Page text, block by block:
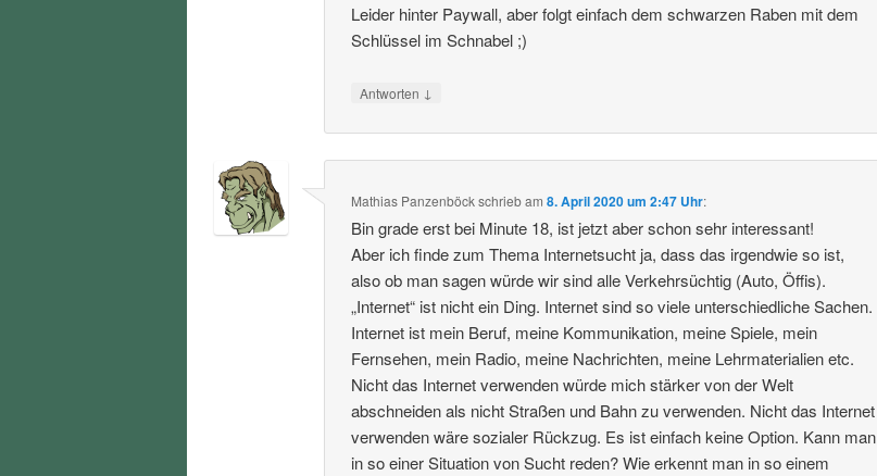
Leider hinter Paywall, aber folgt einfach dem schwarzen Raben mit dem
Schlüssel im Schnabel ;)
Antworten ↓
Mathias Panzenböckschriebam8. April 2020 um 2:47 Uhr:
Bin grade erst bei Minute 18, ist jetzt aber schon sehr interessant!
Aber ich finde zum Thema Internetsucht ja, dass das irgendwie so ist,
also ob man sagen würde wir sind alle Verkehrsüchtig (Auto, Öffis).
„Internet“ ist nicht ein Ding. Internet sind so viele unterschiedliche Sachen.
Internet ist mein Beruf, meine Kommunikation, meine Spiele, mein
Fernsehen, mein Radio, meine Nachrichten, meine Lehrmaterialien etc.
Nicht das Internet verwenden würde mich stärker von der Welt
abschneiden als nicht Straßen und Bahn zu verwenden. Nicht das Internet
verwenden wäre sozialer Rückzug. Es ist einfach keine Option. Kann man
in so einer Situation von Sucht reden? Wie erkennt man in so einem